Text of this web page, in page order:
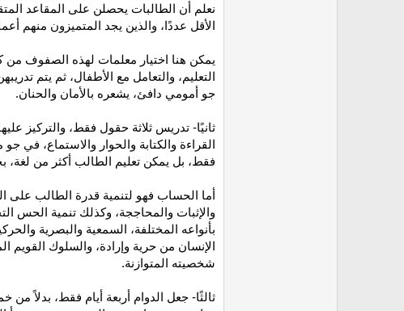
نعلم أن الطالبات يحصلن على المقاعد
الأقل عددًا، والذين يجد المتميزون منهم
يمكن هنا اختيار معلمات لهذه الصفوف
التعليم، والتعامل مع الأطفال، ثم يتم
جو أمومي دافئ، يشعره بالأمان والحنان.
ثانيًا- تدريس ثلاثة حقول فقط، والتركيز
القراءة والكتابة والحوار والاستماع، في
فقط، بل يمكن تعليم الطالب أكثر من
أما الحساب فهو لتنمية قدرة الطالب على
والإثبات والمحاججة، وكذلك تنمية الحس
بأنواعه المختلفة، السمعية والبصرية
الإنسان من حرية وإرادة، والسلوك القويم
شخصيته المتوازنة.
ثالثًا- جعل الدوام أربعة أيام فقط، بدلاً